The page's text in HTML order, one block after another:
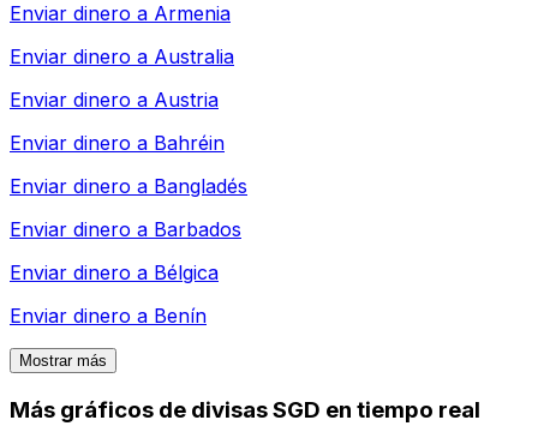
Enviar dinero a Armenia
Enviar dinero a Australia
Enviar dinero a Austria
Enviar dinero a Bahréin
Enviar dinero a Bangladés
Enviar dinero a Barbados
Enviar dinero a Bélgica
Enviar dinero a Benín
Mostrar más
Más gráficos de divisas SGD en tiempo real